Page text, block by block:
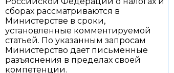
сборах рассматриваются в
Министерстве в сроки,
установленные комментируемой
статьей. По указанным запросам
Министерство дает письменные
разъяснения в пределах своей
компетенции.